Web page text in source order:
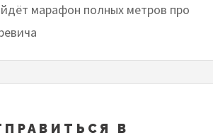
марафон полных метров про
В